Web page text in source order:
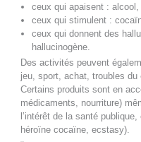
ceux qui apaisent :
ceux qui stimulent :
ceux qui donnent des
hallucinogène.
Des activités peuvent
jeu, sport, achat, troubles
Certains produits sont en
médicaments, nourriture)
l’intérêt de la santé
héroïne cocaïne, ecstasy).